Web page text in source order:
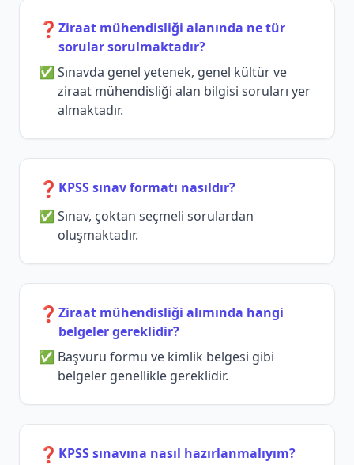
❓ Ziraat mühendisliği alanında ne tür
sorular sorulmaktadır?
Sınavda genel yetenek, genel kültür ve
ziraat mühendisliği alan bilgisi soruları yer
almaktadır.
❓ KPSS sınav formatı nasıldır?
Sınav, çoktan seçmeli sorulardan
oluşmaktadır.
❓ Ziraat mühendisliği alımında hangi
belgeler gereklidir?
Başvuru formu ve kimlik belgesi gibi
belgeler genellikle gereklidir.
❓ KPSS sınavına nasıl hazırlanmalıyım?